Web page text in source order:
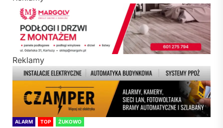
Reklamy
ALARM TOP ŻUKOWO